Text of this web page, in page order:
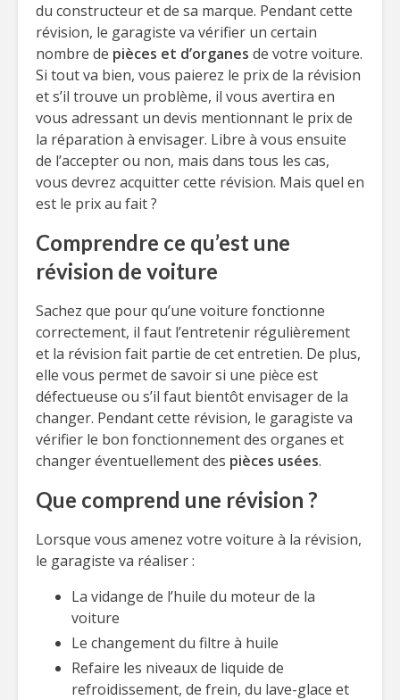
du constructeur et de sa marque. Pendant cette
révision, le garagiste va vérifier un certain
nombre de pièces et d’organes de votre voiture.
Si tout va bien, vous paierez le prix de la révision
et s’il trouve un problème, il vous avertira en
vous adressant un devis mentionnant le prix de
la réparation à envisager. Libre à vous ensuite
de l’accepter ou non, mais dans tous les cas,
vous devrez acquitter cette révision. Mais quel en
est le prix au fait ?
Comprendre ce qu’est une
révision de voiture
Sachez que pour qu’une voiture fonctionne
correctement, il faut l’entretenir régulièrement
et la révision fait partie de cet entretien. De plus,
elle vous permet de savoir si une pièce est
défectueuse ou s’il faut bientôt envisager de la
changer. Pendant cette révision, le garagiste va
vérifier le bon fonctionnement des organes et
changer éventuellement des pièces usées.
Que comprend une révision ?
Lorsque vous amenez votre voiture à la révision,
le garagiste va réaliser :
La vidange de l’huile du moteur de la
voiture
Le changement du filtre à huile
Refaire les niveaux de liquide de
refroidissement, de frein, du lave-glace et